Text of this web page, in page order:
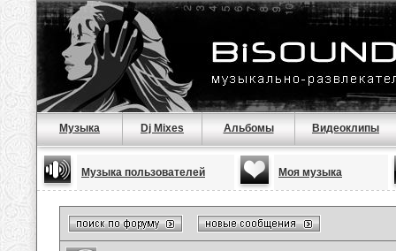
Музыка Dj Mixes Альбомы Видеоклипы
Музыка пользователей Моя музыка